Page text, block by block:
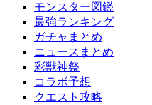
モンスター図鑑
最強ランキング
ガチャまとめ
ニュースまとめ
彩獣神祭
コラボ予想
クエスト攻略